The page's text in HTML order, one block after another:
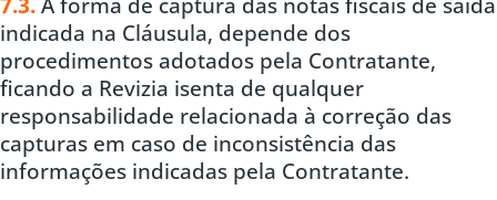
indicada na Cláusula, depende dos
procedimentos adotados pela Contratante,
ficando a Revizia isenta de qualquer
responsabilidade relacionada à correção das
capturas em caso de inconsistência das
informações indicadas pela Contratante.